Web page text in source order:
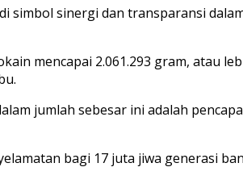
simbol sinergi dan transparansi
mencapai 2.061.293 gram, atau
jumlah sebesar ini adalah
bagi 17 juta jiwa generasi